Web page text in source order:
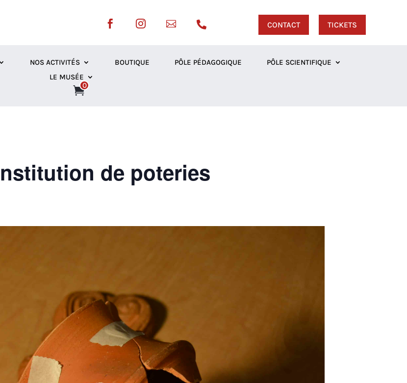
    CONTACT TICKETS
NOS ACTIVITÉS BOUTIQUE PÔLE PÉDAGOGIQUE
PÔLE SCIENTIFIQUE
LE MUSÉE
0
de poteries